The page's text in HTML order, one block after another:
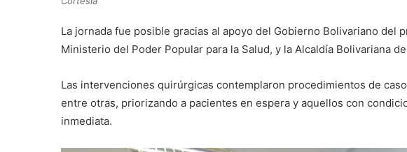
La jornada fue posible gracias al apoyo del Gobierno Bolivariano del
Ministerio del Poder Popular para la Salud, y la Alcaldía Bolivariana
Las intervenciones quirúrgicas contemplaron procedimientos de
entre otras, priorizando a pacientes en espera y aquellos con
inmediata.